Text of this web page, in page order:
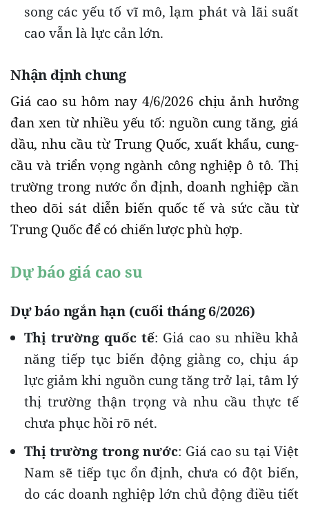
song các yếu tố vĩ mô, lạm phát và lãi suất
cao vẫn là lực cản lớn.
Nhận định chung
Giá cao su hôm nay 4/6/2026 chịu ảnh hưởng
đan xen từ nhiều yếu tố: nguồn cung tăng, giá
dầu, nhu cầu từ Trung Quốc, xuất khẩu, cung-
cầu và triển vọng ngành công nghiệp ô tô. Thị
trường trong nước ổn định, doanh nghiệp cần
theo dõi sát diễn biến quốc tế và sức cầu từ
Trung Quốc để có chiến lược phù hợp.
Dự báo giá cao su
Dự báo ngắn hạn (cuối tháng 6/2026)
Thị trường quốc tế: Giá cao su nhiều khả
năng tiếp tục biến động giằng co, chịu áp
lực giảm khi nguồn cung tăng trở lại, tâm lý
thị trường thận trọng và nhu cầu thực tế
chưa phục hồi rõ nét.
Thị trường trong nước: Giá cao su tại Việt
Nam sẽ tiếp tục ổn định, chưa có đột biến,
do các doanh nghiệp lớn chủ động điều tiết